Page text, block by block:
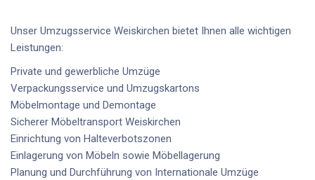
Unser Umzugsservice Weiskirchen bietet Ihnen alle wichtigen
Leistungen:
Private und gewerbliche Umzüge
Verpackungsservice und Umzugskartons
Möbelmontage und Demontage
Sicherer Möbeltransport Weiskirchen
Einrichtung von Halteverbotszonen
Einlagerung von Möbeln sowie Möbellagerung
Planung und Durchführung von Internationale Umzüge